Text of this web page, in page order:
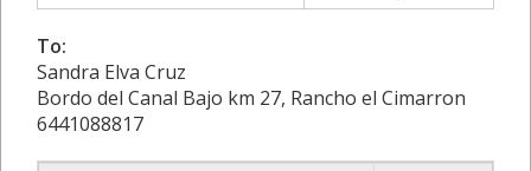
To:
Sandra Elva Cruz
Bordo del Canal Bajo km 27, Rancho el Cimarron
6441088817